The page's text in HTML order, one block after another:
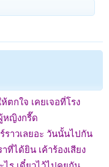
ตกใจ เคยเจอที่โรง
หญิงกรี๊ด
าวเลยอะ วันนั้นไปกัน
ที่ได้ยิน เค้าร้องเสียง